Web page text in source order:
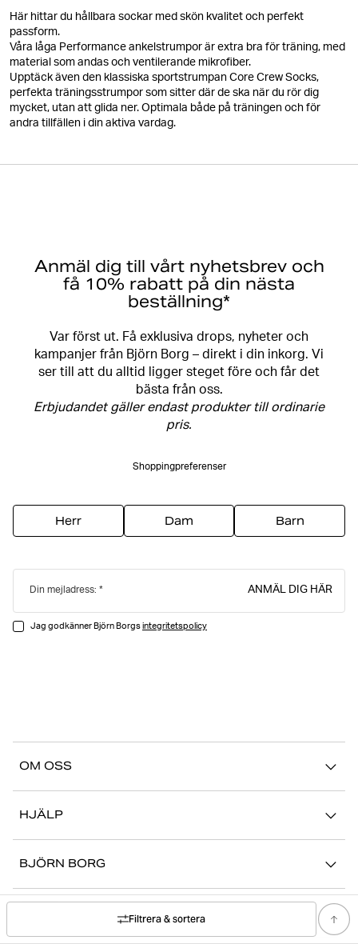
Filtrera & sortera
Här hittar du hållbara sockar med skön kvalitet och perfekt
passform.
Våra låga Performance ankelstrumpor är extra bra för träning, med
material som andas och ventilerande mikrofiber.
Upptäck även den klassiska sportstrumpan Core Crew Socks,
perfekta träningsstrumpor som sitter där de ska när du rör dig
mycket, utan att glida ner. Optimala både på träningen och för
andra tillfällen i din aktiva vardag.
Anmäl dig till vårt nyhetsbrev och
få 10% rabatt på din nästa
beställning*
Var först ut. Få exklusiva drops, nyheter och
kampanjer från Björn Borg – direkt i din inkorg. Vi
ser till att du alltid ligger steget före och får det
bästa från oss.
Erbjudandet gäller endast produkter till ordinarie
pris.
Shoppingpreferenser
Herr Dam Barn
Din mejladress: ANMÄL DIG HÄR
Jag godkänner Björn Borgsintegritetspolicy
OM OSS
Stories
Butiker
HJÄLP
FAQ
Retur/Reklamation
BJÖRN BORG
Jobba hos oss